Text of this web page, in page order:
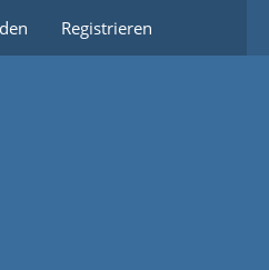
Registrieren